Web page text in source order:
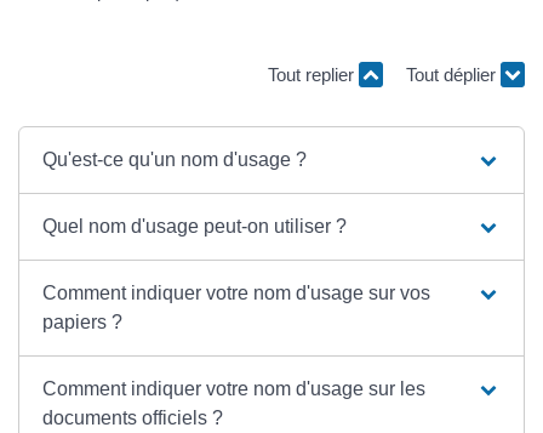
Tout replier Tout déplier
Qu'est-ce qu'un nom d'usage ?
Quel nom d'usage peut-on utiliser ?
Comment indiquer votre nom d'usage sur vos
papiers ?
Comment indiquer votre nom d'usage sur les
documents officiels ?